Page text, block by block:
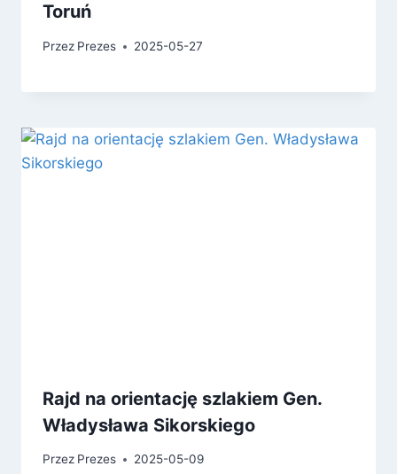
Toruń
Przez Prezes 2025-05-27
Rajd na orientację szlakiem Gen.
Władysława Sikorskiego
Przez Prezes 2025-05-09